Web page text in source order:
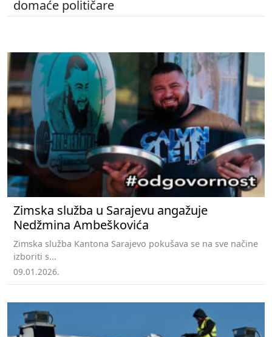
domaće političare
Zimska služba u Sarajevu angažuje
Nedžmina Ambeškovića
Zimska služba Kantona Sarajevo pokušava se na sve načine
izboriti s...
09.01.2026.